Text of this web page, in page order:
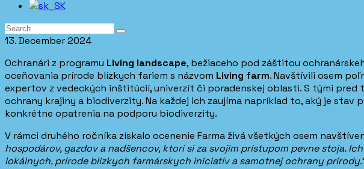
13. December 2024
Ochranári z programu Living landscape, bežiaceho pod záštitou
oceňovania prírode blízkych fariem s názvom Living farm. Navštívili osem
expertov z vedeckých inštitúcií, univerzít či poradenskej oblasti. S tými
ochrany krajiny a biodiverzity. Na každej ich zaujíma napríklad to, aký je
konkrétne opatrenia na podporu biodiverzity.
V rámci druhého ročníka získalo ocenenie Farma živá všetkých osem
hospodárov, gazdov a nadšencov, ktorí si za svojim prístupom pevne stoja.
lokálnych, prírode blízkych farmárskych iniciatív a samotnej ochrany prírody.